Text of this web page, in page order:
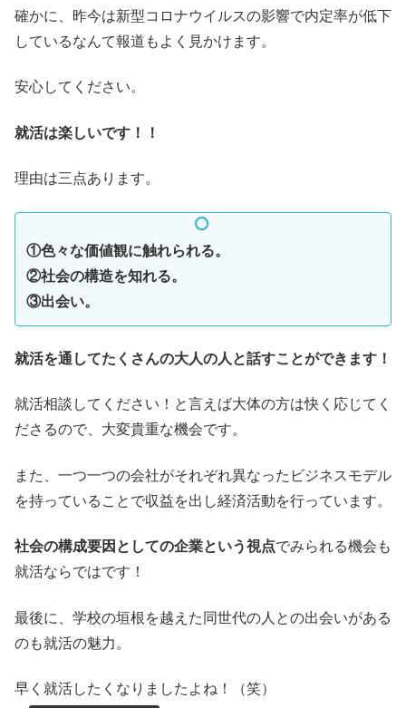
確かに、昨今は新型コロナウイルスの影響で内定率が低下
しているなんて報道もよく見かけます。
安心してください。
就活は楽しいです！！
理由は三点あります。
①色々な価値観に触れられる。
②社会の構造を知れる。
③出会い。
就活を通してたくさんの大人の人と話すことができます！
就活相談してください！と言えば大体の方は快く応じてく
ださるので、大変貴重な機会です。
また、一つ一つの会社がそれぞれ異なったビジネスモデル
を持っていることで収益を出し経済活動を行っています。
社会の構成要因としての企業という視点でみられる機会も
就活ならではです！
最後に、学校の垣根を越えた同世代の人との出会いがある
のも就活の魅力。
早く就活したくなりましたよね！（笑）